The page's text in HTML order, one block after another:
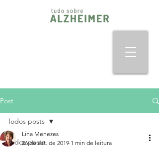
Post
Todos posts
Todos posts
Lina Menezes
26 de set. de 2019 1 min de leitura